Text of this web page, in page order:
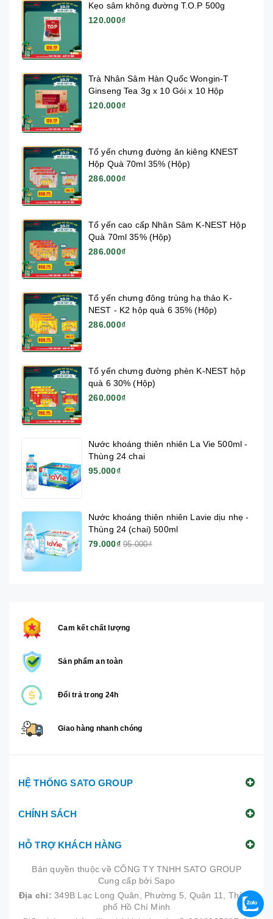
Kẹo sâm không đường T.O.P 500g
120.000₫
Trà Nhân Sâm Hàn Quốc Wongin-T
Ginseng Tea 3g x 10 Gói x 10 Hộp
120.000₫
Tổ yến chưng đường ăn kiêng KNEST
Hộp Quà 70ml 35% (Hộp)
286.000₫
Tổ yến cao cấp Nhân Sâm K-NEST Hộp
Quà 70ml 35% (Hộp)
286.000₫
Tổ yến chưng đông trùng hạ thảo K-
NEST - K2 hộp quà 6 35% (Hộp)
286.000₫
Tổ yến chưng đường phèn K-NEST hộp
quà 6 30% (Hộp)
260.000₫
Nước khoáng thiên nhiên La Vie 500ml -
Thùng 24 chai
95.000₫
Nước khoáng thiên nhiên Lavie dịu nhẹ -
Thùng 24 (chai) 500ml
79.000₫ 95.000₫
Cam kết chất lượng
Sản phẩm an toàn
Đổi trả trong 24h
Giao hàng nhanh chóng
HỆ THỐNG SATO GROUP
CHÍNH SÁCH
HỖ TRỢ KHÁCH HÀNG
Bản quyền thuộc về CÔNG TY TNHH SATO GROUP
|
Cung cấp bởi Sapo
Địa chỉ: 349B Lạc Long Quân, Phường 5, Quận 11, Thành
phố Hồ Chí Minh